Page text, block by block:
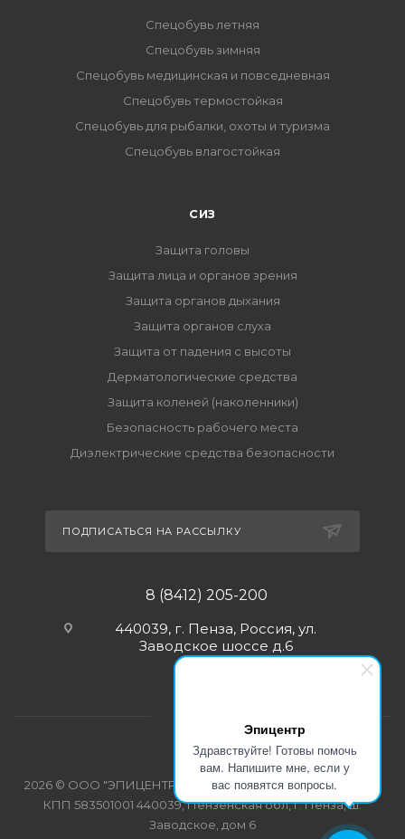
Эпицентр
Здравствуйте! Готовы помочь
вам. Напишите мне, если у
вас появятся вопросы.
Спецобувь летняя
Спецобувь зимняя
Спецобувь медицинская и повседневная
Спецобувь термостойкая
Спецобувь для рыбалки, охоты и туризма
Спецобувь влагостойкая
СИЗ
Защита головы
Защита лица и органов зрения
Защита органов дыхания
Защита органов слуха
Защита от падения с высоты
Дерматологические средства
Защита коленей (наколенники)
Безопасность рабочего места
Диэлектрические средства безопасности
ПОДПИСАТЬСЯ НА РАССЫЛКУ
8 (8412) 205-200
440039, г. Пенза, Россия, ул.
Заводское шоссе д.6
2026 © ООО "ЭПИЦЕНТР-СПЕЦОДЕЖДА" ИНН 5835103358
КПП 583501001 440039, Пензенская обл, г. Пенза, ш.
Заводское, дом 6